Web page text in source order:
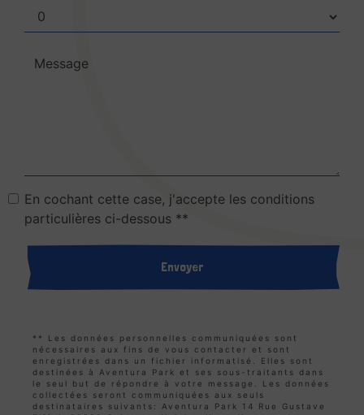
En cochant cette case, j'accepte les conditions
particulières ci-dessous **
Envoyer
** Les données personnelles communiquées sont
nécessaires aux fins de vous contacter et sont
enregistrées dans un fichier informatisé. Elles sont
destinées à Aventura Park et ses sous-traitants dans
le seul but de répondre à votre message. Les données
collectées seront communiquées aux seuls
destinataires suivants: Aventura Park 14 Rue Gustave